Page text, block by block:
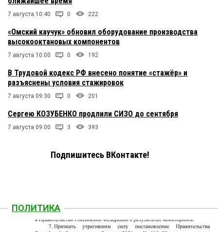
7 августа 10:40 0 222
«Омский каучук» обновил оборудование производства
высокооктановых компонентов
7 августа 10:00 0 192
В Трудовой кодекс РФ внесено понятие «стажёр» и
разъяснены условия стажировок
7 августа 09:30 0 201
Сергею КОЗУБЕНКО продлили СИЗО до сентября
7 августа 09:00 3 393
Подпишитесь ВКонтакте!
ПОЛИТИКА